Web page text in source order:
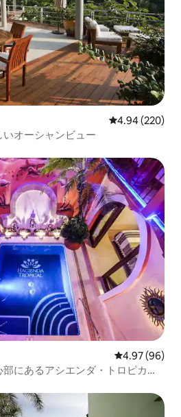
レビュー220
4.94 (220)
オーシャンビュー
です。
レビュー96
4.97 (96)
にあるアシエンダ・トロピカル